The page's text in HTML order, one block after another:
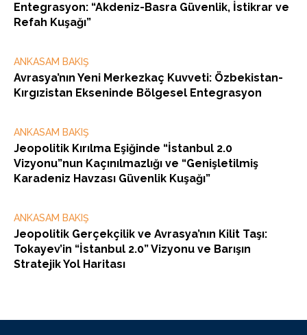
Entegrasyon: “Akdeniz-Basra Güvenlik, İstikrar ve
Refah Kuşağı”
ANKASAM BAKIŞ
Avrasya’nın Yeni Merkezkaç Kuvveti: Özbekistan-
Kırgızistan Ekseninde Bölgesel Entegrasyon
ANKASAM BAKIŞ
Jeopolitik Kırılma Eşiğinde “İstanbul 2.0
Vizyonu”nun Kaçınılmazlığı ve “Genişletilmiş
Karadeniz Havzası Güvenlik Kuşağı”
ANKASAM BAKIŞ
Jeopolitik Gerçekçilik ve Avrasya’nın Kilit Taşı:
Tokayev’in “İstanbul 2.0” Vizyonu ve Barışın
Stratejik Yol Haritası